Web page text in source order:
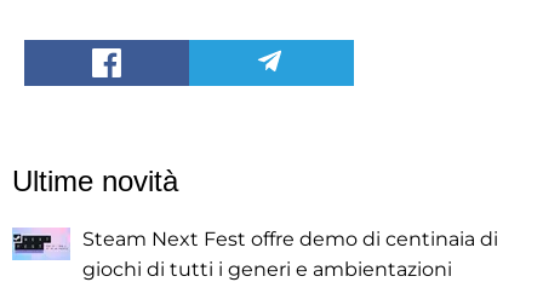
Ultime novità
Steam Next Fest offre demo di centinaia di
giochi di tutti i generi e ambientazioni